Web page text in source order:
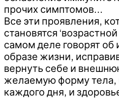
прочих симптомов…
Все эти проявления,
становятся
самом деле говорят об
образе жизни,
вернуть себе и
желаемую форму тела,
каждого дня, и